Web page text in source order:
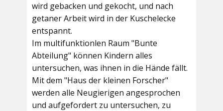
wird gebacken und gekocht, und nach
getaner Arbeit wird in der Kuschelecke
entspannt.
Im multifunktionlen Raum "Bunte
Abteilung" können Kindern alles
untersuchen, was ihnen in die Hände fällt.
Mit dem "Haus der kleinen Forscher"
werden alle Neugierigen angesprochen
und aufgefordert zu untersuchen, zu